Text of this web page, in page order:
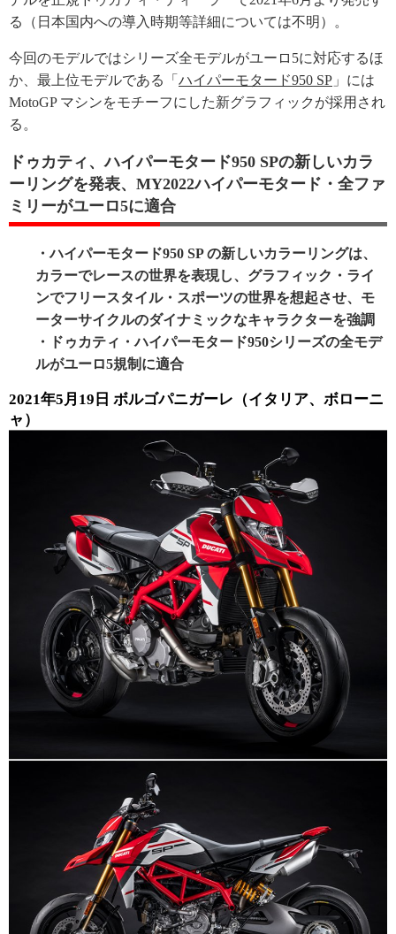
る（日本国内への導入時期等詳細については不明）。
今回のモデルではシリーズ全モデルがユーロ5に対応するほ
か、最上位モデルである「 ハイパーモタード950 SP 」には
MotoGP マシンをモチーフにした新グラフィックが採用され
る。
ドゥカティ、ハイパーモタード950 SPの新しいカラ
ーリングを発表、MY2022ハイパーモタード・全ファ
ミリーがユーロ5に適合
・ハイパーモタード950 SP の新しいカラーリングは、
カラーでレースの世界を表現し、グラフィック・ライ
ンでフリースタイル・スポーツの世界を想起させ、モ
ーターサイクルのダイナミックなキャラクターを強調
・ドゥカティ・ハイパーモタード950シリーズの全モデ
ルがユーロ5規制に適合
2021年5月19日 ボルゴパニガーレ（イタリア、ボローニ
ャ）